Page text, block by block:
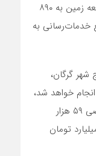
ایام الله دهه فجر، عملیات واگذاری ۲۲۰ قطعه زمین به ۸۹۰
خدمات‌رسانی به
شهر گرگان،
خواهد شد،
گفت: مجموع مساحت زمین‌های تخصیصی ۵۹ هزار
است که ارزش ریالی آن به ۴۶۵ میلیارد تومان